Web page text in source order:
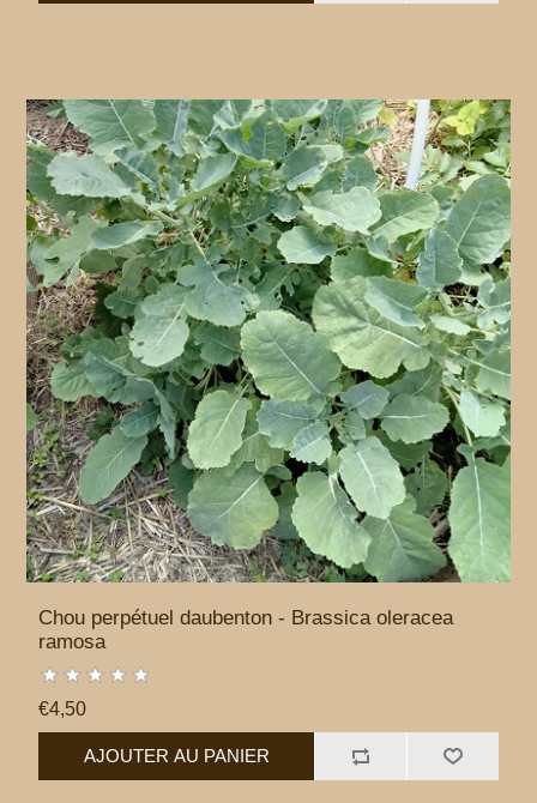
Chou perpétuel daubenton - Brassica oleracea
ramosa
€4,50